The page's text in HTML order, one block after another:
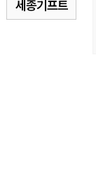
세종기프트